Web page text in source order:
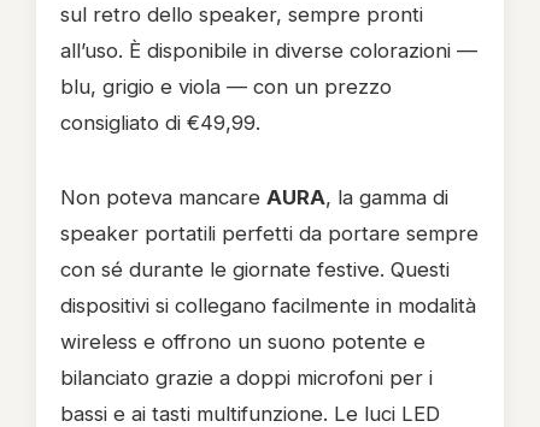
sul retro dello speaker, sempre pronti
all’uso. È disponibile in diverse colorazioni —
blu, grigio e viola — con un prezzo
consigliato di €49,99.
Non poteva mancare AURA, la gamma di
speaker portatili perfetti da portare sempre
con sé durante le giornate festive. Questi
dispositivi si collegano facilmente in modalità
wireless e offrono un suono potente e
bilanciato grazie a doppi microfoni per i
bassi e ai tasti multifunzione. Le luci LED